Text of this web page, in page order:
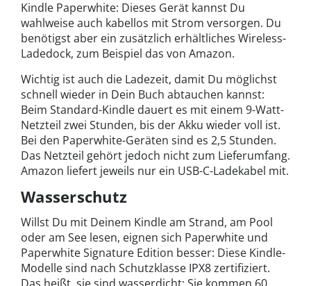
Kindle Paperwhite: Dieses Gerät kannst Du
wahlweise auch kabellos mit Strom versorgen. Du
benötigst aber ein zusätzlich erhältliches Wireless-
Ladedock, zum Beispiel das von Amazon.
Wichtig ist auch die Ladezeit, damit Du möglichst
schnell wieder in Dein Buch abtauchen kannst:
Beim Standard-Kindle dauert es mit einem 9-Watt-
Netzteil zwei Stunden, bis der Akku wieder voll ist.
Bei den Paperwhite-Geräten sind es 2,5 Stunden.
Das Netzteil gehört jedoch nicht zum Lieferumfang.
Amazon liefert jeweils nur ein USB-C-Ladekabel mit.
Wasserschutz
Willst Du mit Deinem Kindle am Strand, am Pool
oder am See lesen, eignen sich Paperwhite und
Paperwhite Signature Edition besser: Diese Kindle-
Modelle sind nach Schutzklasse IPX8 zertifiziert.